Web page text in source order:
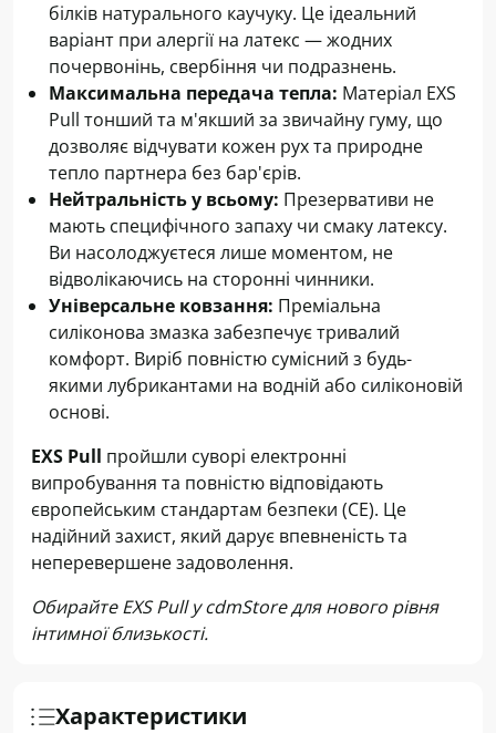
білків натурального каучуку. Це ідеальний
варіант при алергії на латекс — жодних
почервонінь, свербіння чи подразнень.
Максимальна передача тепла: Матеріал EXS
Pull тонший та м'якший за звичайну гуму, що
дозволяє відчувати кожен рух та природне
тепло партнера без бар'єрів.
Нейтральність у всьому: Презервативи не
мають специфічного запаху чи смаку латексу.
Ви насолоджуєтеся лише моментом, не
відволікаючись на сторонні чинники.
Універсальне ковзання: Преміальна
силіконова змазка забезпечує тривалий
комфорт. Виріб повністю сумісний з будь-
якими лубрикантами на водній або силіконовій
основі.
EXS Pull пройшли суворі електронні
випробування та повністю відповідають
європейським стандартам безпеки (CE). Це
надійний захист, який дарує впевненість та
неперевершене задоволення.
Обирайте EXS Pull у cdmStore для нового рівня
інтимної близькості.
Характеристики